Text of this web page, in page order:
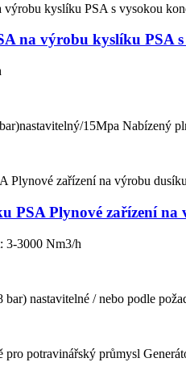
na výrobu kyslíku PSA
15Mpa Nabízený
PSA Plynové zařízení
3-3000 Nm3/h
bar) nastavitelné / nebo podle